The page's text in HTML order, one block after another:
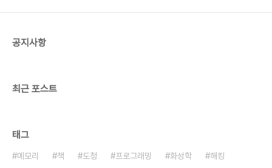
다. 인간은 소리를 로그 단위로 느끼기 때문에 생긴
공지사항
최근 포스트
태그
메모리 책 도청 프로그래밍 화성학
해킹